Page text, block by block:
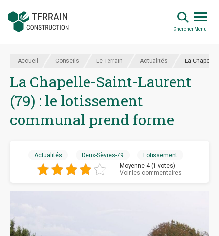
Chercher Menu
Accueil Conseils Le Terrain Actualités La
La Chapelle-Saint-Laurent
(79) : le lotissement
communal prend forme
Actualités Deux-Sèvres-79
Lotissement
Moyenne 4 (1 votes)
Voir les commentaires